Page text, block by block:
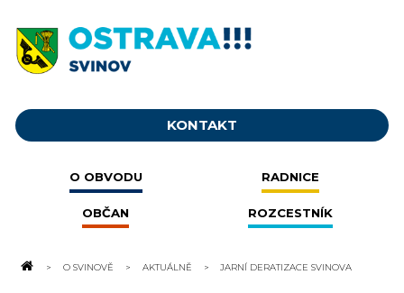
KONTAKT
O OBVODU RADNICE
OBČAN ROZCESTNÍK
O SVINOVĚ AKTUÁLNĚ JARNÍ DERATIZACE SVINOVA